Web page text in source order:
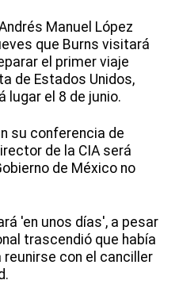
Manuel López
que Burns visitará
el primer viaje
de Estados Unidos,
lugar el 8 de junio.
su conferencia de
de la CIA será
de México no
'en unos días', a pesar
trascendió que había
reunirse con el canciller